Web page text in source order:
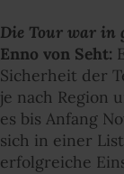
Die Tour war in
Enno von Seht:
Sicherheit der
je nach Region
es bis Anfang
sich in einer
erfolgreiche